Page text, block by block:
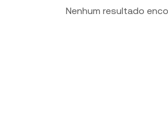
Nenhum resultado